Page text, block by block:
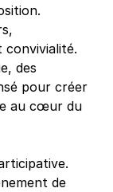
des
pour créer
au cœur du
de